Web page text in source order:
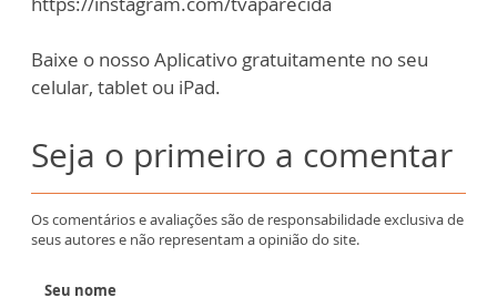
Baixe o nosso Aplicativo gratuitamente no seu
celular, tablet ou iPad.
Seja o primeiro a comentar
Os comentários e avaliações são de responsabilidade exclusiva de
seus autores e não representam a opinião do site.
Seu nome